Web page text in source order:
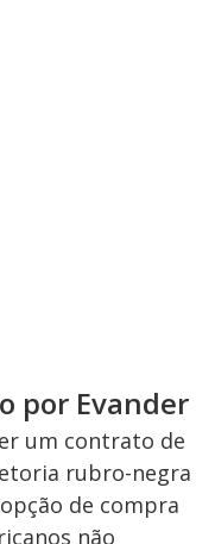
por Evander
um contrato de
rubro-negra
de compra
não